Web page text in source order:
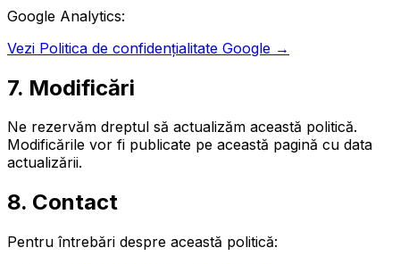
Google Analytics:
Vezi Politica de confidențialitate Google →
7. Modificări
Ne rezervăm dreptul să actualizăm această politică.
Modificările vor fi publicate pe această pagină cu data
actualizării.
8. Contact
Pentru întrebări despre această politică: